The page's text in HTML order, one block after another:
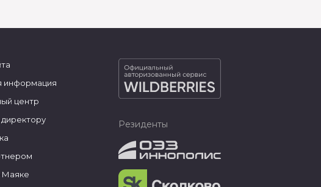
информация
центр
Маяке
Резиденты